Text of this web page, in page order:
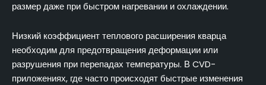
размер даже при быстром нагревании и охлаждении.
Низкий коэффициент теплового расширения кварца
необходим для предотвращения деформации или
разрушения при перепадах температуры. В CVD-
приложениях, где часто происходят быстрые изменения